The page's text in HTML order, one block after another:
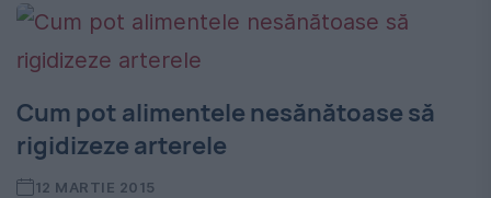
Cum pot alimentele nesănătoase să
rigidizeze arterele
12 MARTIE 2015